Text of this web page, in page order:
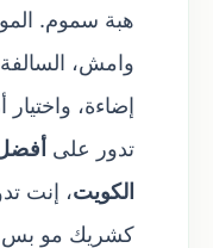
هبة سموم.
وامش،
إضاءة،
تدور على
الكويت، إنت
كشريك مو بس